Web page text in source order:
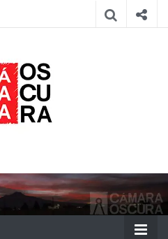
Cámara
Oscura